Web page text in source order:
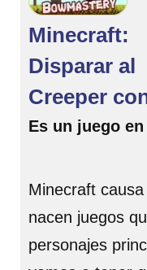
Minecraft:
Disparar al
Creeper
Es un juego
Minecraft
nacen juegos
personajes